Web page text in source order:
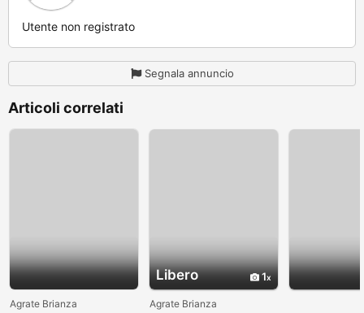
Utente non registrato
Segnala annuncio
Articoli correlati
Agrate Brianza
Libero 1
Agrate Brianza